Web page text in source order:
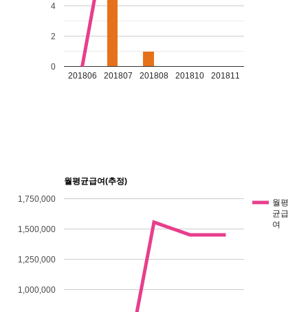
201806 201807 201808 201810 201811
0
2
4
월평균급여(추정)
월평
균급
여
1,000,000
1,250,000
1,500,000
1,750,000